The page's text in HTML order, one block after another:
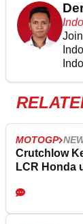
MOTOGP
Crutchlow
LCR Honda